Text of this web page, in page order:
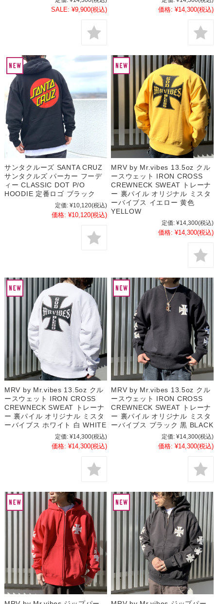
SALE: ¥9,900(税込) 価格: ¥14,300(税込)
サンタクルーズ SANTA CRUZ
サンタクルズ パーカー フーデ
ィー CLASSIC DOT P/O
HOODIE 定番ロゴ ブラック
定価: ¥10,120(税込)
価格: ¥10,120(税込)
MRV by Mr.vibes 13.5oz クル
ースウェット IRON CROSS
CREWNECK SWEAT トレーナ
ー 裏パイル オリジナル ミスタ
ーバイブス イエロー 黄色
YELLOW
定価: ¥14,300(税込)
価格: ¥14,300(税込)
MRV by Mr.vibes 13.5oz クル
ースウェット IRON CROSS
CREWNECK SWEAT トレーナ
ー 裏パイル オリジナル ミスタ
ーバイブス ホワイト 白 WHITE
定価: ¥14,300(税込)
価格: ¥14,300(税込)
MRV by Mr.vibes 13.5oz クル
ースウェット IRON CROSS
CREWNECK SWEAT トレーナ
ー 裏パイル オリジナル ミスタ
ーバイブス ブラック 黒 BLACK
定価: ¥14,300(税込)
価格: ¥14,300(税込)